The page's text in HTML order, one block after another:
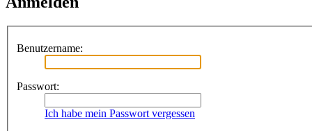
Benutzername:
Passwort:
Ich habe mein Passwort vergessen